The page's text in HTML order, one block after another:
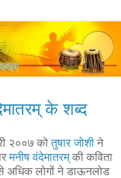
के शब्द
२००७ कोतुषार जोशी ने
मनीष वंदेमातरम्की कविता
अधिक लोगों ने डाऊनलोड